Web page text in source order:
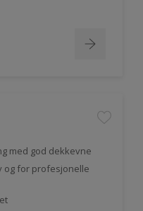
med god dekkevne
og for profesjonelle